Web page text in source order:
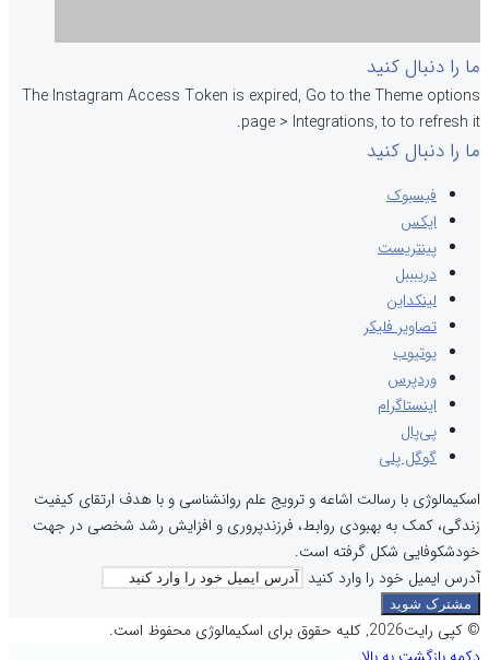
ما را دنبال کنید
The Instagram Access Token is expired, Go to the Theme options
page > Integrations, to to refresh it.
ما را دنبال کنید
فیسبوک
ایکس
پینتریست
دریبببل
لینکداین
تصاویر فلیکر
یوتیوب
وردپرس
اینستاگرام
پی‌پال
گوگل پلی
اسکیمالوژی با رسالت اشاعه و ترویج علم روانشناسی و با هدف ارتقای کیفیت
زندگی، کمک به بهبودی روابط، فرزندپروری و افزایش رشد شخصی در جهت
خودشکوفایی شکل گرفته است.
آدرس ایمیل خود را وارد کنید
© کپی رایت2026, کلیه حقوق برای اسکیمالوژی محفوظ است.